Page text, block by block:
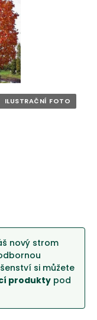
nový strom
si můžete
produkty pod